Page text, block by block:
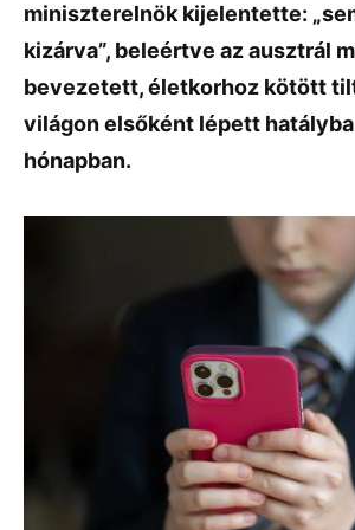
miniszterelnök kijelentette:
kizárva”, beleértve az ausztrál
bevezetett, életkorhoz kötött
világon elsőként lépett
hónapban.